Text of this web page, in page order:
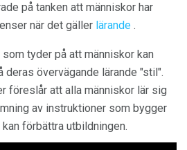
på tanken att människor har
när det gäller lärande .
tyder på att människor kan
övervägande lärande "stil".
föreslår att alla människor lär sig
av instruktioner som bygger
förbättra utbildningen.